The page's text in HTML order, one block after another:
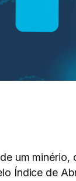
um minério,
Índice de